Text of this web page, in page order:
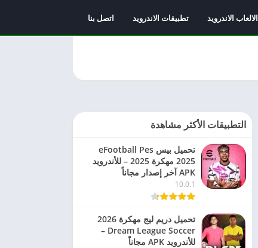
الالعاب الاندرويد تطبيقات الاندرويد اتصل بنا
التطبيقات الأكثر مشاهدة
تحميل بيس eFootball Pes
2025 مهكرة 2025 – للأندرويد
APK آخر إصدار مجاناً
10.0.1
تحميل دريم ليج مهكرة 2026
Dream League Soccer –
للأندرويد APK مجاناً